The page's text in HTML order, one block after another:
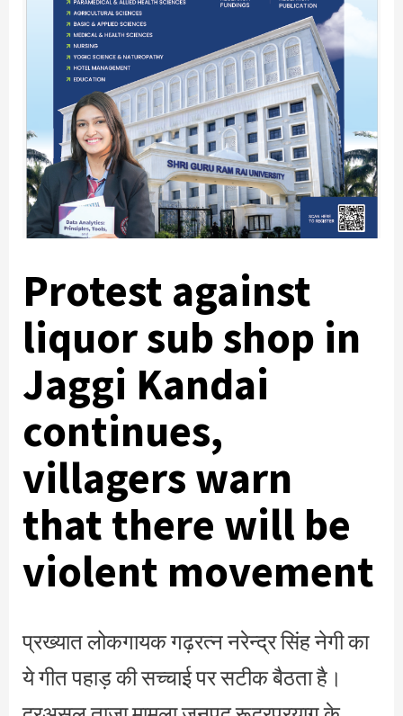
Protest against
liquor sub shop in
Jaggi Kandai
continues,
villagers warn
that there will be
violent movement
प्रख्यात लोकगायक गढ़रत्न नरेन्द्र सिंह नेगी का
ये गीत पहाड़ की सच्चाई पर सटीक बैठता है।